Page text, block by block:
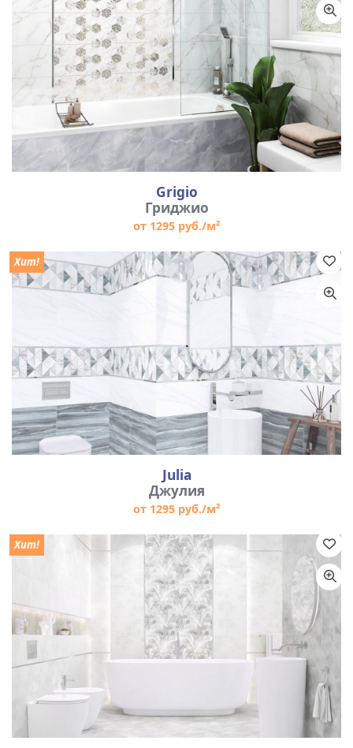
Grigio
Гриджио
от 1295 руб./м²
Julia
Джулия
от 1295 руб./м²
Хит!
Хит!